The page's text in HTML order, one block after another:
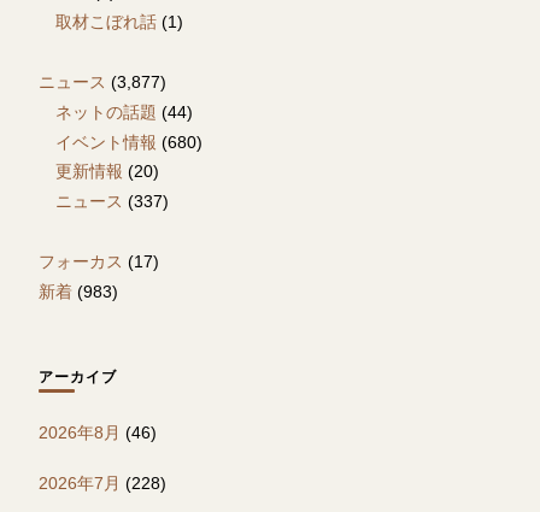
取材こぼれ話 (1)
ニュース (3,877)
ネットの話題 (44)
イベント情報 (680)
更新情報 (20)
ニュース (337)
フォーカス (17)
新着 (983)
アーカイブ
2026年8月 (46)
2026年7月 (228)